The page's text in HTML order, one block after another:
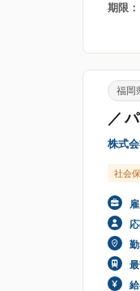
期限
福岡
／
株式
社会